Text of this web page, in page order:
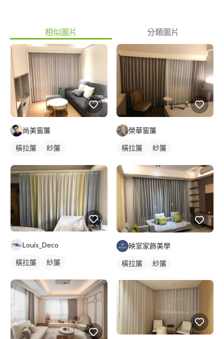
相似圖片 分類圖片
尚美窗簾
橫拉簾
紗簾
Louis_Deco
橫拉簾
紗簾
榮華窗簾
橫拉簾
紗簾
映室家飾美學
橫拉簾 紗簾